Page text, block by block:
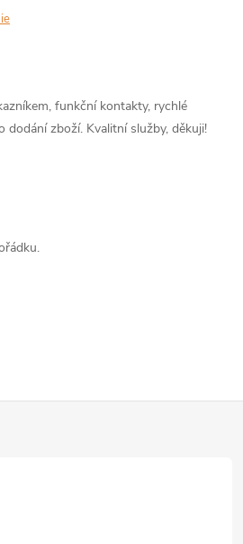
funkční kontakty, rychlé
dodání zboží. Kvalitní služby, děkuji!